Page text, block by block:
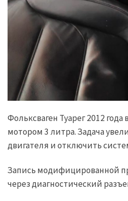
Фольксваген Туарег 2012
мотором 3 литра. Задача
двигателя и отключить
Запись модифицированной
через диагностический